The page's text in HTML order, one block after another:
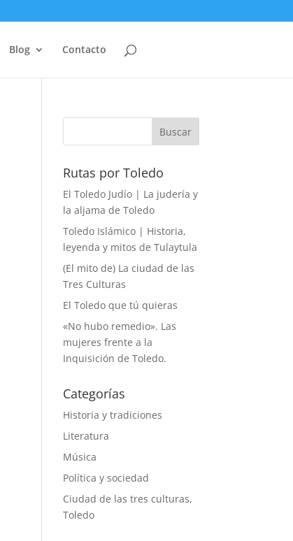
Blog Contacto
Rutas por Toledo
El Toledo Judío | La judería y
la aljama de Toledo
Toledo Islámico | Historia,
leyenda y mitos de Tulaytula
(El mito de) La ciudad de las
Tres Culturas
El Toledo que tú quieras
«No hubo remedio». Las
mujeres frente a la
Inquisición de Toledo.
Categorías
Historia y tradiciones
Literatura
Música
Política y sociedad
Ciudad de las tres culturas,
Toledo